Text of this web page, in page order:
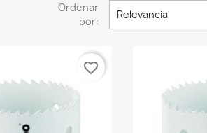
Ordenar
por:
Relevancia
favorite_border